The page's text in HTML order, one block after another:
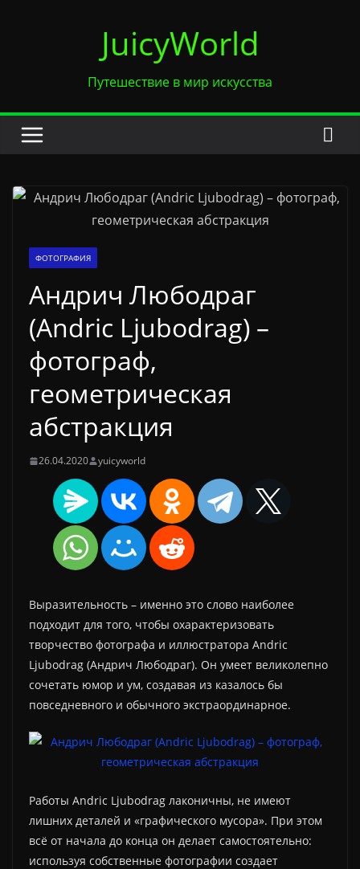
JuicyWorld
Путешествие в мир искусства
ФОТОГРАФИЯ
Андрич Любодраг
(Andric Ljubodrag) –
фотограф,
геометрическая
абстракция
26.04.2020 yuicyworld
Выразительность – именно это слово наиболее
подходит для того, чтобы охарактеризовать
творчество фотографа и иллюстратора Andric
Ljubodrag (Андрич Любодраг). Он умеет великолепно
сочетать юмор и ум, создавая из казалось бы
повседневного и обычного экстраординарное.
Работы Andric Ljubodrag лаконичны, не имеют
лишних деталей и «графического мусора». При этом
всё от начала до конца он делает самостоятельно:
используя собственные фотографии создает